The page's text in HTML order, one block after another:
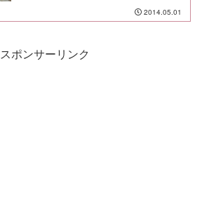
じメニューにした。 わかめスープ付
き。冷めても食べやすいように筋切器で
2014.05.01
スポンサーリンク